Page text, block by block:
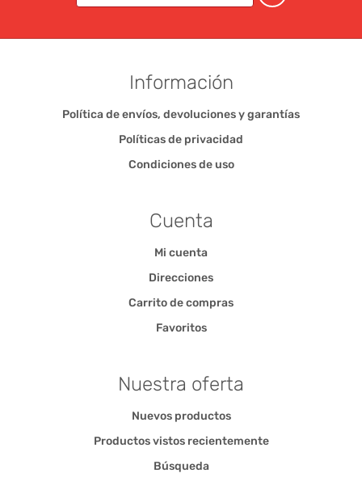
Información
Política de envíos, devoluciones y garantías
Políticas de privacidad
Condiciones de uso
Cuenta
Mi cuenta
Direcciones
Carrito de compras
Favoritos
Nuestra oferta
Nuevos productos
Productos vistos recientemente
Búsqueda